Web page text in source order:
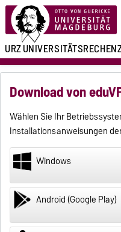
URZ
Download von
Wählen Sie Ihr
Installationsanweisungen
Windows
Android (Google Play)